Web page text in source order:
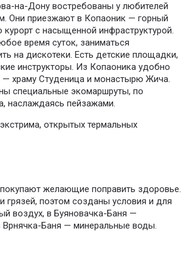
на-Дону востребованы у любителей
Они приезжают в Копаоник — горный
с насыщенной инфраструктурой.
время суток, заниматься
на дискотеки. Есть детские площадки,
инструкторы. Из Копаоника удобно
— храму Студеница и монастырю Жича.
специальные экомаршруты, по
наслаждаясь пейзажами.
открытых термальных
желающие поправить здоровье.
грязей, поэтом созданы условия и для
воздух, в Буяновачка-Баня —
Врнячка-Баня — минеральные воды.